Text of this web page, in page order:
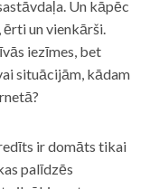
Un kāpēc
ērti un vienkārši.
iezīmes, bet
situācijām, kādam
ir domāts tikai
palīdzēs